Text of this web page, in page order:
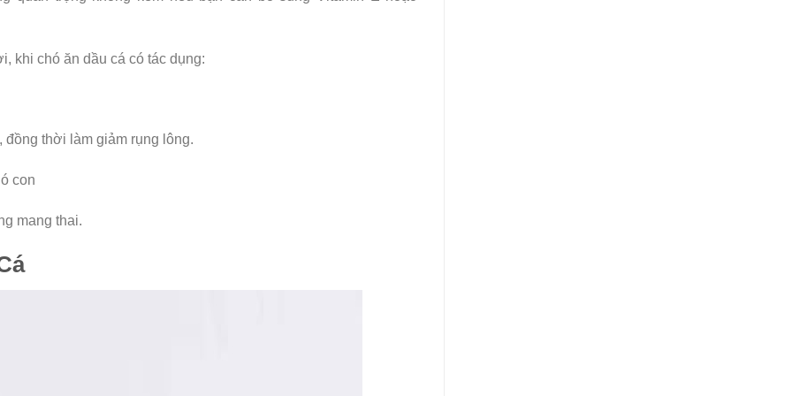
khi chó ăn dầu cá có tác dụng:
thời làm giảm rụng lông.
con
mang thai.